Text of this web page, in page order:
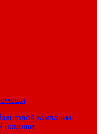
кампании
помощи